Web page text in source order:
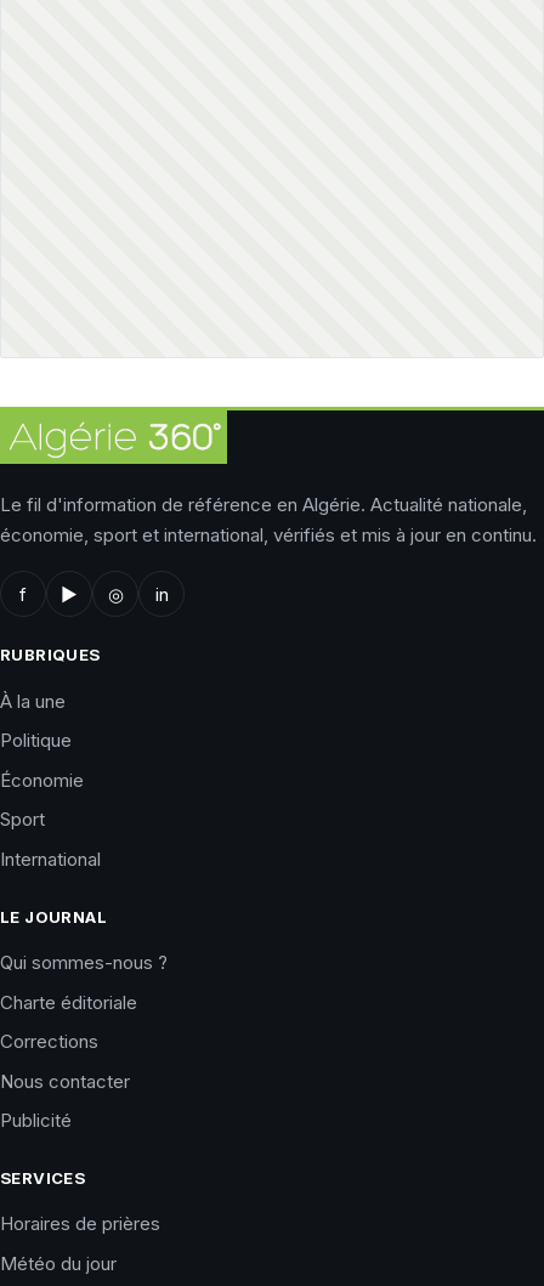
Le fil d'information de référence en Algérie. Actualité nationale,
économie, sport et international, vérifiés et mis à jour en continu.
f ▶ ◎ in
RUBRIQUES
À la une
Politique
Économie
Sport
International
LE JOURNAL
Qui sommes-nous ?
Charte éditoriale
Corrections
Nous contacter
Publicité
SERVICES
Horaires de prières
Météo du jour